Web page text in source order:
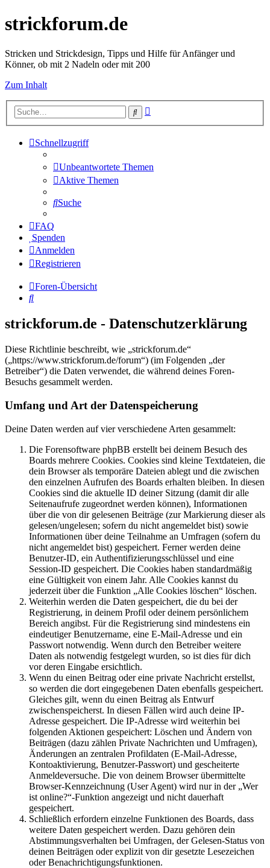
strickforum.de
Stricken und Strickdesign, Tipps und Hilfe für Anfänger und
Könner, ob mit 2 Nadeln oder mit 200
Zum Inhalt
Suche
Schnellzugriff
Unbeantwortete Themen
Aktive Themen
Suche
FAQ
Spenden
Anmelden
Registrieren
Foren-Übersicht
Suche
strickforum.de - Datenschutzerklärung
Diese Richtlinie beschreibt, wie „strickforum.de“
(„https://www.strickforum.de/forum“) (im Folgenden „der
Betreiber“) die Daten verwendet, die während deines Foren-
Besuchs gesammelt werden.
Umfang und Art der Datenspeicherung
Deine Daten werden auf vier verschiedene Arten gesammelt:
Die Forensoftware phpBB erstellt bei deinem Besuch des
Boards mehrere Cookies. Cookies sind kleine Textdateien, die
dein Browser als temporäre Dateien ablegt und die zwischen
den einzelnen Aufrufen des Boards erhalten bleiben. In diesen
Cookies sind die aktuelle ID deiner Sitzung (damit dir alle
Seitenaufrufe zugeordnet werden können), Informationen
über die von dir gelesenen Beiträge (zur Markierung dieser als
gelesen/ungelesen; sofern du nicht angemeldet bist) sowie
Informationen über deine Teilnahme an Umfragen (sofern du
nicht angemeldet bist) gespeichert. Ferner werden deine
Benutzer-ID, ein Authentifizierungsschlüssel und eine
Session-ID gespeichert. Die Cookies haben standardmäßig
eine Gültigkeit von einem Jahr. Alle Cookies kannst du
jederzeit über die Funktion „Alle Cookies löschen“ löschen.
Weiterhin werden die Daten gespeichert, die du bei der
Registrierung, in deinem Profil oder deinem persönlichem
Bereich angibst. Für die Registrierung sind mindestens ein
eindeutiger Benutzername, eine E-Mail-Adresse und ein
Passwort notwendig. Wenn durch den Betreiber weitere
Daten als notwendig festgelegt wurden, so ist dies für dich
vor deren Eingabe ersichtlich.
Wenn du einen Beitrag oder eine private Nachricht erstellst,
so werden die dort eingegebenen Daten ebenfalls gespeichert.
Gleiches gilt, wenn du einen Beitrag als Entwurf
zwischenspeicherst. In diesen Fällen wird auch deine IP-
Adresse gespeichert. Die IP-Adresse wird weiterhin bei
folgenden Aktionen gespeichert: Löschen und Ändern von
Beiträgen (dazu zählen Private Nachrichten und Umfragen),
Änderungen an zentralen Profildaten (E-Mail-Adresse,
Kontoaktivierung, Benutzer-Passwort) und gescheiterte
Anmeldeversuche. Die von deinem Browser übermittelte
Browser-Kennzeichnung (User Agent) wird nur in der „Wer
ist online?“-Funktion angezeigt und nicht dauerhaft
gespeichert.
Schließlich erfordern einzelne Funktionen des Boards, dass
weitere Daten gespeichert werden. Dazu gehören dein
Abstimmungsverhalten bei Umfragen, der Gelesen-Status von
deinen Beiträgen oder explizit von dir gesetzte Lesezeichen
oder Benachrichtigungsfunktionen.